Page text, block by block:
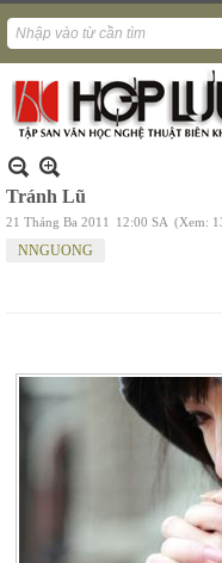
Tránh Lũ
21 Tháng Ba 2011 12:00 SA (Xem:
NNGUONG